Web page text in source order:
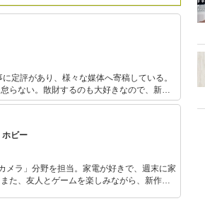
定評があり、様々な媒体へ寄稿している。
らない。散財するのも大好きなので、新し
ビー
メラ」分野を担当。家電が好きで、週末に家
た、友人とゲームを楽しみながら、新作タ